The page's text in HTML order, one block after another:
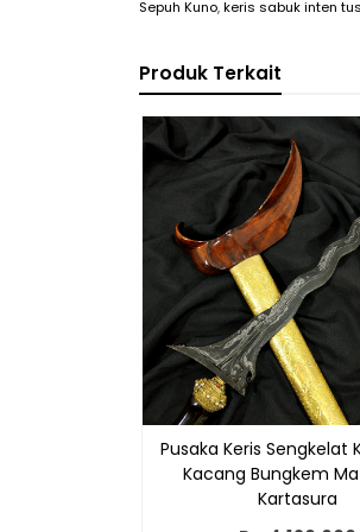
Sepuh Kuno,keris sabuk inten tus
Produk Terkait
Pusaka Keris Sengkelat
Kacang Bungkem
Kartasura